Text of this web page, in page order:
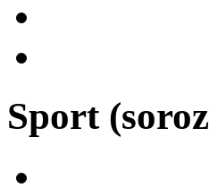
Sport